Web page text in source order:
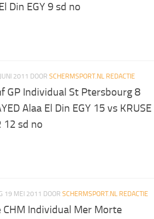
Din EGY 9 sd no
2011 DOOR SCHERMSPORT.NL REDACTIE
GP Individual St Ptersbourg 8
Alaa El Din EGY 15 vs KRUSE
12 sd no
19 MEI 2011 DOOR SCHERMSPORT.NL REDACTIE
Individual Mer Morte